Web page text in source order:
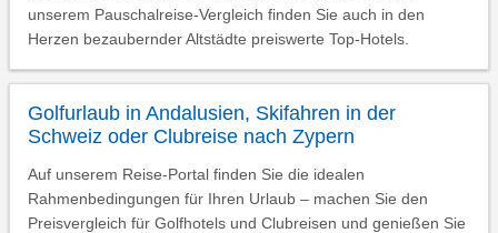
unserem Pauschalreise-Vergleich finden Sie auch in den
Herzen bezaubernder Altstädte preiswerte Top-Hotels.
Golfurlaub in Andalusien, Skifahren in der
Schweiz oder Clubreise nach Zypern
Auf unserem Reise-Portal finden Sie die idealen
Rahmenbedingungen für Ihren Urlaub – machen Sie den
Preisvergleich für Golfhotels und Clubreisen und genießen Sie